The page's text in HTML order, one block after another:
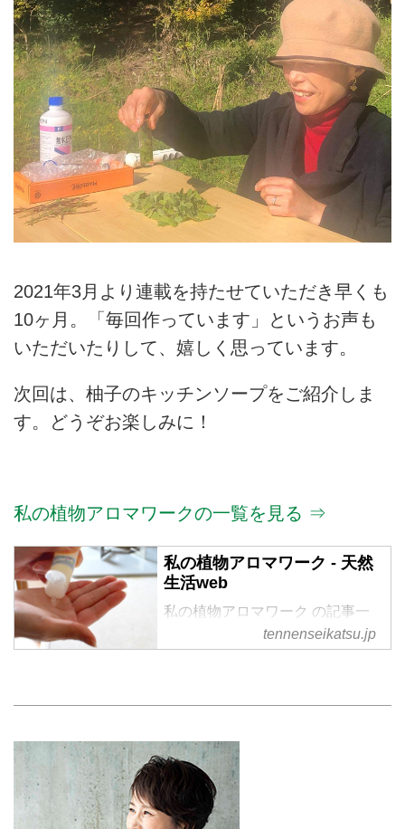
2021年3月より連載を持たせていただき早くも
10ヶ月。「毎回作っています」というお声も
いただいたりして、嬉しく思っています。
次回は、柚子のキッチンソープをご紹介しま
す。どうぞお楽しみに！
私の植物アロマワークの一覧を見る ⇒
私の植物アロマワーク - 天然
生活web
私の植物アロマワーク の記事一
tennenseikatsu.jp